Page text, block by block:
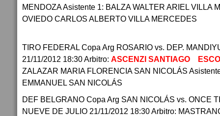
MENDOZA Asistente 1: BALZA WALTER ARIEL VILLA
OVIEDO CARLOS ALBERTO VILLA MERCEDES
TIRO FEDERAL Copa Arg ROSARIO vs. DEP.
21/11/2012 18:30 Arbitro: ASCENZI SANTIAGO
ZALAZAR MARIA FLORENCIA SAN NICOLÁS
EMMANUEL SAN NICOLÁS
DEF BELGRANO Copa Arg SAN NICOLÁS vs. ONCE
NUEVE DE JULIO 21/11/2012 18:30 Arbitro: